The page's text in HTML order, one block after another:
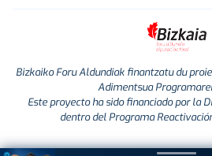
Bizkaiko Foru Aldundiak finantzatu du
Adimentsua
Este proyecto ha sido financiado por la
dentro del Programa